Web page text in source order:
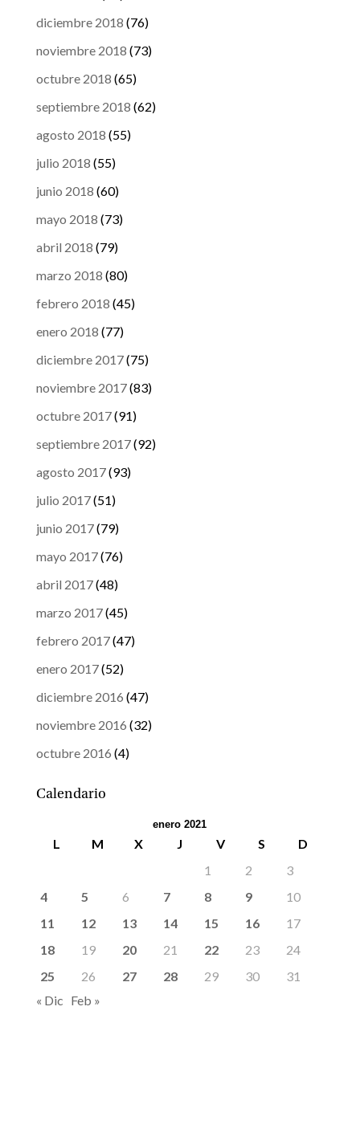
diciembre 2018 (76)
noviembre 2018 (73)
octubre 2018 (65)
septiembre 2018 (62)
agosto 2018 (55)
julio 2018 (55)
junio 2018 (60)
mayo 2018 (73)
abril 2018 (79)
marzo 2018 (80)
febrero 2018 (45)
enero 2018 (77)
diciembre 2017(75)
noviembre 2017(83)
octubre 2017(91)
septiembre 2017(92)
agosto 2017(93)
julio 2017(51)
junio 2017(79)
mayo 2017(76)
abril 2017(48)
marzo 2017(45)
febrero 2017(47)
enero 2017(52)
diciembre 2016 (47)
noviembre 2016 (32)
octubre 2016 (4)
Calendario
enero 2021
L M X J V S
D
1
2
3
4
5 6 7 8 9
10
11
12 13 14 15 16
17
18
19 20 21 22 23
24
25
26 27 28 29 30
31
« Dic Feb »